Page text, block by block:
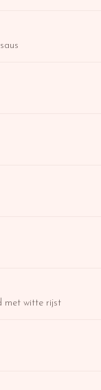
met witte rijst